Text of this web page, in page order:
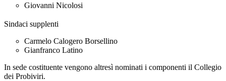
Giovanni Nicolosi
Sindaci supplenti
Carmelo Calogero Borsellino
Gianfranco Latino
In sede costituente vengono altresì nominati i componenti il Collegio
dei Probiviri.